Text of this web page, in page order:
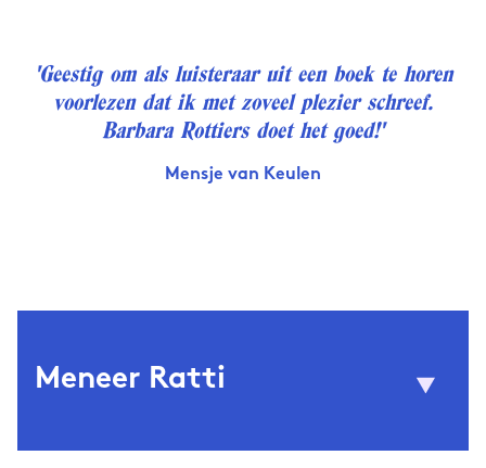
'Geestig om als luisteraar uit een boek te horen
voorlezen dat ik met zoveel plezier schreef.
Barbara Rottiers doet het goed!'
Mensje van Keulen
Meneer Ratti